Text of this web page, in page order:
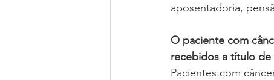
aposentadoria,
O paciente com
recebidos a título de
Pacientes com